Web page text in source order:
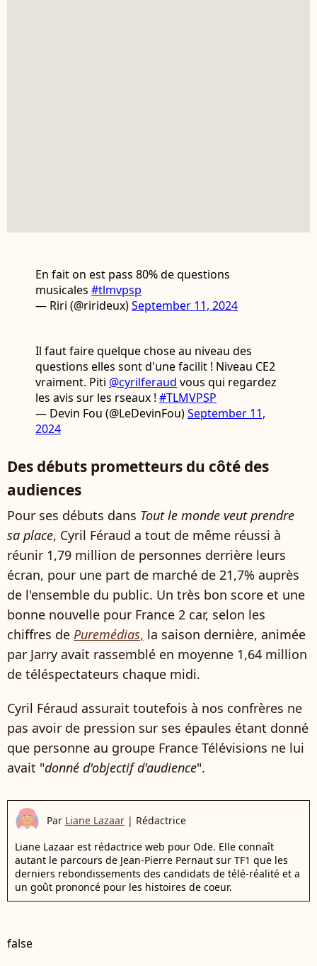
En fait on est pass 80% de questions
musicales #tlmvpsp
— Riri (@rirideux)September 11, 2024
Il faut faire quelque chose au niveau des
questions elles sont d'une facilit ! Niveau CE2
vraiment. Piti @cyrilferaud vous qui regardez
les avis sur les rseaux ! #TLMVPSP
— Devin Fou (@LeDevinFou)September 11,
2024
Des débuts prometteurs du côté des
audiences
Pour ses débuts dans Tout le monde veut prendre
sa place, Cyril Féraud a tout de même réussi à
réunir 1,79 million de personnes derrière leurs
écran, pour une part de marché de 21,7% auprès
de l'ensemble du public. Un très bon score et une
bonne nouvelle pour France 2 car, selon les
chiffres de Puremédias, la saison dernière, animée
par Jarry avait rassemblé en moyenne 1,64 million
de téléspectateurs chaque midi.
Cyril Féraud assurait toutefois à nos confrères ne
pas avoir de pression sur ses épaules étant donné
que personne au groupe France Télévisions ne lui
avait "donné d'objectif d'audience".
Par Liane Lazaar | Rédactrice
Liane Lazaar est rédactrice web pour Ode. Elle connaît
autant le parcours de Jean-Pierre Pernaut sur TF1 que les
derniers rebondissements des candidats de télé-réalité et a
un goût prononcé pour les histoires de coeur.
false